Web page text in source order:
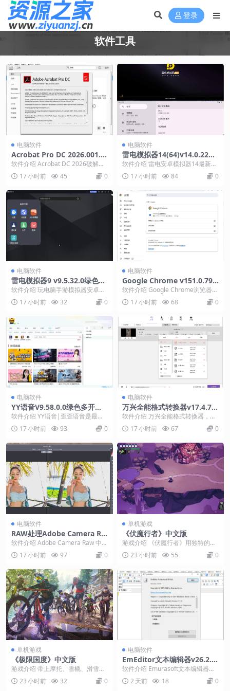
登录
软件工具
电脑软件
Acrobat Pro DC 2026.001.2
1779绿色版
软件介绍 Acrobat DC 2026破解版
PDF编辑软件Adobe Acro...
17 小时前 45 0
电脑软件
雷电模拟器14(64)v14.0.22绿
色纯净版
软件介绍 雷电安卓模拟器14最新版
采用Android 14内核，具备窗口同
步、虚...
17 小时前 84 0
电脑软件
雷电模拟器9 v9.5.32.0绿色纯
净版
软件介绍 玩电脑手游模拟器安卓版
首选雷电模拟器9.0最新版采用Andr
oid 9...17 小时前 32 0
电脑软件
Google Chrome v151.0.792
2.76绿色便携版
软件介绍 Google Chrome浏览器增
强版，采用原版加入shuax便携式
D... 17 小时前 68 0
电脑软件
YY语音V9.58.0.0绿色多开纯
净版
软件介绍 YY语音|歪歪语音是最专
业的在线语音软件，提供实时语音
视频、娱乐表演、...
17 小时前 93 0
电脑软件
万兴全能格式转换器v17.4.7.6
51绿色版
软件介绍 万兴全能格式转换器，又
叫万兴优转，国产全能音视频格式
转换解决方案。具有...
17 小时前 67 0
电脑软件
RAW处理Adobe Camera Ra
w v18.5.0中文版
软件介绍 Adobe Camera Raw 中文
版是一款Adobe增效工具滤镜,...
17 小时前 97 0
单机游戏
《伏魔行者》中文版
游戏介绍 《伏魔行者》用独特的武
术美学描绘了一个奇幻的世界。暗
影裂隙吞噬了斯佩里...
23 小时前 55 0
单机游戏
《极限国度》中文版
游戏介绍 带上摩托、雪橇、滑雪
板、或是滑翔衣，在《极限国度》
这个开放的运动天堂里...
23 小时前 32 0
电脑软件
EmEditor文本编辑器v26.2.5
绿色版
软件介绍 Emurasoft文本编辑器是
一款功能强大且非常好用的文本编
辑器！它启...
2 天前 18 0